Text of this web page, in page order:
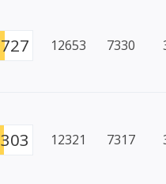
12653 7330
12321 7317